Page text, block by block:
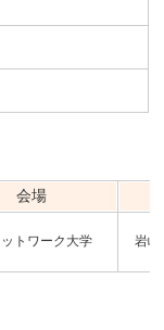
会場
トワーク大学 岩